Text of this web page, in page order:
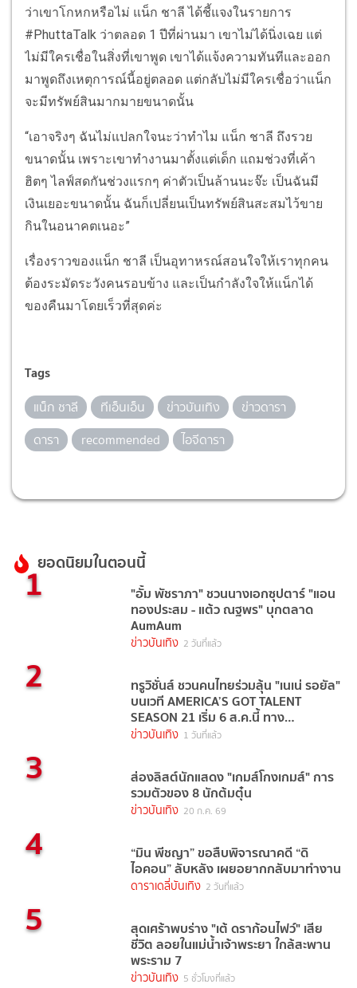
ว่าเขาโกหกหรือไม่ แน็ก ชาลี ได้ชี้แจงในรายการ
#PhuttaTalk ว่าตลอด 1 ปีที่ผ่านมา เขาไม่ได้นิ่งเฉย แต่
ไม่มีใครเชื่อในสิ่งที่เขาพูด เขาได้แจ้งความทันทีและออก
มาพูดถึงเหตุการณ์นี้อยู่ตลอด แต่กลับไม่มีใครเชื่อว่าแน็ก
จะมีทรัพย์สินมากมายขนาดนั้น
“เอาจริงๆ ฉันไม่แปลกใจนะว่าทำไม แน็ก ชาลี ถึงรวย
ขนาดนั้น เพราะเขาทำงานมาตั้งแต่เด็ก แถมช่วงที่เค้า
ฮิตๆ ไลฟ์สดกันช่วงแรกๆ ค่าตัวเป็นล้านนะจ๊ะ เป็นฉันมี
เงินเยอะขนาดนั้น ฉันก็เปลี่ยนเป็นทรัพย์สินสะสมไว้ขาย
กินในอนาคตเนอะ”
เรื่องราวของแน็ก ชาลี เป็นอุทาหรณ์สอนใจให้เราทุกคน
ต้องระมัดระวังคนรอบข้าง และเป็นกำลังใจให้แน็กได้
ของคืนมาโดยเร็วที่สุดค่ะ
Tags
แน็ก ชาลี ทีเอ็นเอ็น ข่าวบันเทิง
ข่าวดารา
ดารา
recommended ไอจีดารา
ยอดนิยมในตอนนี้
1 "อั้ม พัชราภา" ชวนนางเอกซุปตาร์ "แอน
ทองประสม - แต้ว ณฐพร" บุกตลาด
AumAum
ข่าวบันเทิง 2 วันที่แล้ว
2 ทรูวิชั่นส์ ชวนคนไทยร่วมลุ้น "เนเน่ รอยัล"
บนเวที AMERICA’S GOT TALENT
SEASON 21 เริ่ม 6 ส.ค.นี้ ทาง
TrueVisions NOW
ข่าวบันเทิง 1 วันที่แล้ว
3 ส่องลิสต์นักแสดง "เกมส์โกงเกมส์" การ
รวมตัวของ 8 นักต้มตุ๋น
ข่าวบันเทิง 20 ก.ค. 69
4 “มิน พีชญา” ขอสืบพิจารณาคดี “ดิ
ไอคอน” ลับหลัง เผยอยากกลับมาทำงาน
ดาราเดลี่บันเทิง 2 วันที่แล้ว
5 สุดเศร้าพบร่าง "เต้ ดราก้อนไฟว์" เสีย
ชีวิต ลอยในแม่น้ำเจ้าพระยา ใกล้สะพาน
พระราม 7
ข่าวบันเทิง 5 ชั่วโมงที่แล้ว